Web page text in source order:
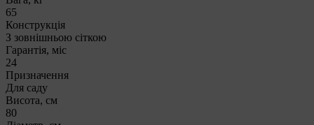
65
Конструкція
З зовнішньою сіткою
Гарантія, міс
24
Призначення
Для саду
Висота, см
80